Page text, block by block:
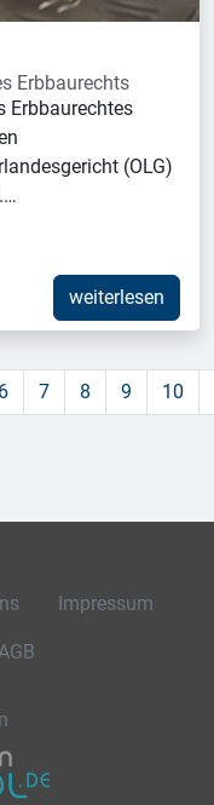
Erbbaurechts
Erbbaurechtes
(OLG)
weiterlesen
6 7 8 9 10
Impressum